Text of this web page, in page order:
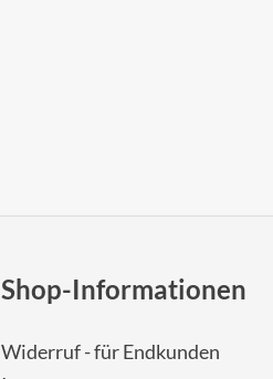
Shop-Informationen
Widerruf - für Endkunden